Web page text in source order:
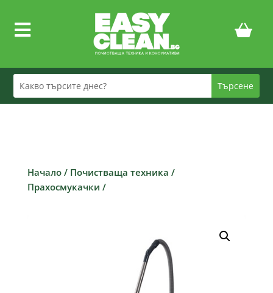

Начало/ Почистваща техника /
Прахосмукачки /